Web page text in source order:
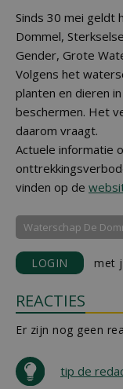
Sinds 30 mei geldt
Dommel,
Gender, Grote
Volgens het
planten en dieren
beschermen. Het
daarom vraagt.
Actuele informatie
vinden op de
Waterschap De
LOGIN met je
REACTIES
Er zijn nog geen
tip de